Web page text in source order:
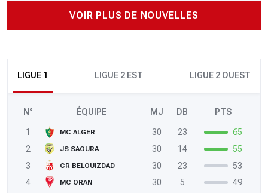
VOIR PLUS DE NOUVELLES
LIGUE 1 LIGUE 2 EST LIGUE 2 OUEST
N° ÉQUIPE MJ DB PTS
1 MC ALGER 30 23
65
2
JS SAOURA 30 14
55
3
CR BELOUIZDAD 30 23
53
4
MC ORAN 30 5
49